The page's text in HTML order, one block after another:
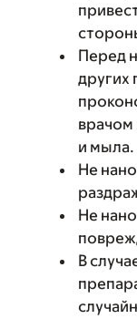
Перед
других
врачом
и мыла.
Не
Не
В